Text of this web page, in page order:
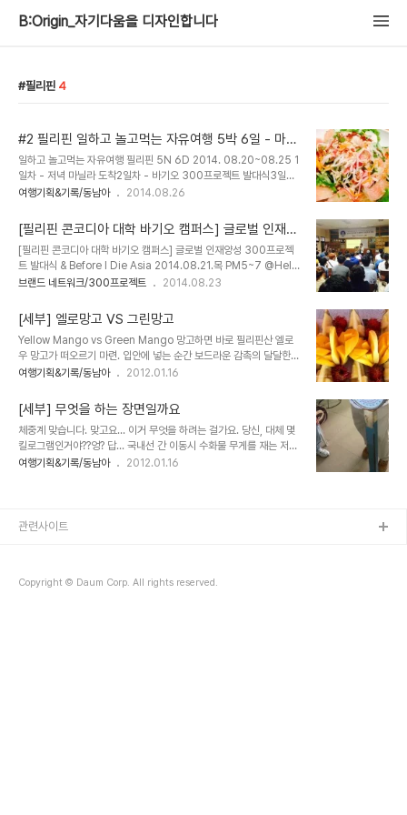
B:Origin_자기다움을 디자인합니다
필리핀 4
#2 필리핀 일하고 놀고먹는 자유여행 5박 6일 - 마닐
라
일하고 놀고먹는 자유여행 필리핀 5N 6D 2014. 08.20~08.25 1
일차 - 저녁 마닐라 도착2일차 - 바기오 300프로젝트 발대식3일차
- 마닐라로 돌아와 마사지4일차 - 마닐라 더포럼 300프로젝트 발대
한 날. 아침은 현지화한 KFC에서 브랙퍼스트를 맛보고. 이후 300프
로젝트 발대식을 무사히 마치고 집으로 돌아옴. 그 사이 소양샘은 장을
보고 오셨다는.내가 망고스틴 귀신인걸 아신 소양샘이 시장가서 사다
주심. 눈물의 망고스틴. 작년 11월 방콕여행을 가서 철지난 망고스틴을
어렵게 구해 먹었는데, 싱싱한 망고스틴을 다시 먹게 될 줄이야. 게다
듯 먹었다.....
여행기획&기록/동남아 2014.08.26
[필리핀 콘코디아 대학 바기오 캠퍼스] 글로벌 인재양
성 300프로젝트 발대식 & Before I Die Asia @Hel
p English 바기오 캠퍼스
[필리핀 콘코디아 대학 바기오 캠퍼스] 글로벌 인재양성 300프로젝
트 발대식 & Before I Die Asia 2014.08.21.목 PM5~7 @Help
English 바기오 캠퍼스 300프로젝트 글로벌 버전의 첫번째 역사적
초 시험센터를 운영하는 더포럼(The Forim)의 이상명 원장님과의
인연으로 이뤄졌다.마닐라에서 차로 5시간여를 달려 도착한 헬프잉글
리쉬 바기오 캠퍼스는 고도 1500m에 달하는 고지대에 위치한 휴양
림 같은 곳이었다. 이날은 발대식을 시작할 때는 폭우가 쏟아졌는데,
2012년 11월 한국에서 비오던 발대식날이 떠올랐다. 역사의 한 페이
소개했..
브랜드 네트워크/300프로젝트 2014.08.23
[세부] 엘로망고 VS 그린망고
Yellow Mango vs Green Mango 망고하면 바로 필리핀산 엘로
우 망고가 떠오르기 마련. 입안에 넣는 순간 보드라운 감촉의 달달한
과육이 퍼지는 느낌이란, 맨발로 구름위를 걷는 느낌이라고나 할까...
주고 살짝 뒤집어 준다. 통으로 먹어도 되고 스푼으로 우아하게 떠먹어
도 된다. 망고를 가공한 어떤 식품보다, 생으로 먹는 망고가 가장 알흠
다운 맛이 난다. 가장 흔한 음료중의 하나인 망고 쉐이크. 취향에 따라,
우유를 넣은 밀크 쉐이크도 있는데, 잔잔한 얼음과 망고 한덩이를 통째
로 갈아 만든 순수망고쉐이크가 가장 깔끔한 맛을 낸다. 망고는 노란색
여행기획&기록/동남아 2012.01.16
[세부] 무엇을 하는 장면일까요
체중계 맞습니다. 맞고요... 이거 무엇을 하려는 걸가요. 당신, 대체 몇
킬로그램인거야??엉? 답... 국내선 간 이동시 수화물 무게를 재는 저울
입니다. 요새는 어떤지 모르겠지만 2006년즈음에는 저렇더군요.
여행기획&기록/동남아 2012.01.16
Copyright © Daum Corp. All rights reserved.
관련사이트